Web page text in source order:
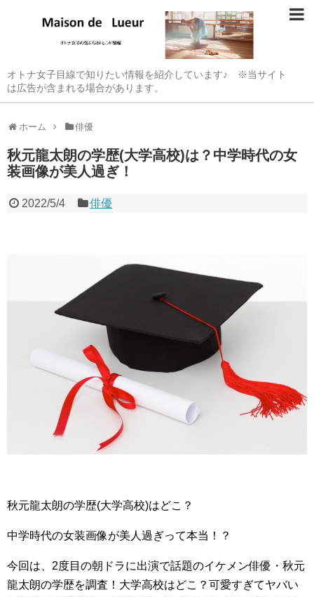
オトナ女子目線で知りたい情報を紹介しています♪ ※当サイト
は広告が含まれる場合があります。
ホーム 俳優
秋元龍太朗の学歴(大学高校)は？中学時代の女
装画像が美人過ぎ！
2022/5/4 俳優
秋元龍太朗の学歴(大学高校)はどこ？
中学時代の女装画像が美人過ぎって本当！？
今回は、2度目の朝ドラに出演で話題のイケメン俳優・秋元
龍太朗の学歴を調査！大学高校はどこ？可愛すぎてヤバい